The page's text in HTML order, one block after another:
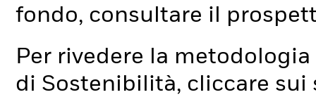
fondo, consultare il
Per rivedere la
di Sostenibilità, cliccare